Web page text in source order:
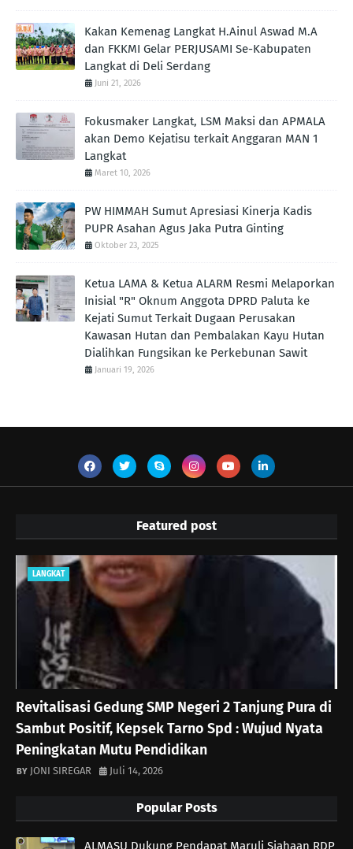
Kakan Kemenag Langkat H.Ainul Aswad M.A
dan FKKMI Gelar PERJUSAMI Se-Kabupaten
Langkat di Deli Serdang
Juni 21, 2026
Fokusmaker Langkat, LSM Maksi dan APMALA
akan Demo Kejatisu terkait Anggaran MAN 1
Langkat
Maret 10, 2026
PW HIMMAH Sumut Apresiasi Kinerja Kadis
PUPR Asahan Agus Jaka Putra Ginting ‎
Oktober 23, 2025
Ketua LAMA & Ketua ALARM Resmi Melaporkan
Inisial "R" Oknum Anggota DPRD Paluta ke
Kejati Sumut Terkait Dugaan Perusakan
Kawasan Hutan dan Pembalakan Kayu Hutan
Dialihkan Fungsikan ke Perkebunan Sawit
Januari 19, 2026
Featured post
LANGKAT
Revitalisasi Gedung SMP Negeri 2 Tanjung Pura di
Sambut Positif, Kepsek Tarno Spd : Wujud Nyata
Peningkatan Mutu Pendidikan
JONI SIREGAR Juli 14, 2026
Popular Posts
ALMASU Dukung Pendapat Maruli Siahaan RDP